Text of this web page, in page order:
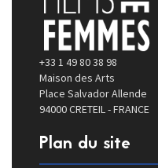
+33 1 49 80 38 98
Maison des Arts
Place Salvador Allende
94000 CRETEIL - FRANCE
Plan du site